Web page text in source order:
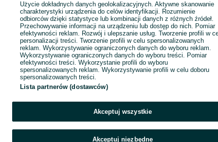
Użycie dokładnych danych geolokalizacyjnych. Aktywne skanowanie
charakterystyki urządzenia do celów identyfikacji. Rozumienie
odbiorców dzięki statystyce lub kombinacji danych z różnych źródeł.
Przechowywanie informacji na urządzeniu lub dostęp do nich. Pomiar
efektywności reklam. Rozwój i ulepszanie usług. Tworzenie profili w
personalizacji treści. Tworzenie profili w celu spersonalizowanych
reklam. Wykorzystywanie ograniczonych danych do wyboru reklam.
Wykorzystywanie ograniczonych danych do wyboru treści. Pomiar
efektywności treści. Wykorzystanie profili do wyboru
spersonalizowanych reklam. Wykorzystywanie profili w celu doboru
spersonalizowanych treści.
Lista partnerów (dostawców)
Akceptuj wszystkie
Akceptuj niezbędne